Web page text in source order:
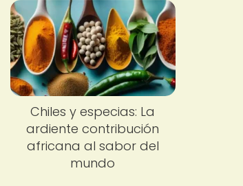
Chiles y especias: La
ardiente contribución
africana al sabor del
mundo